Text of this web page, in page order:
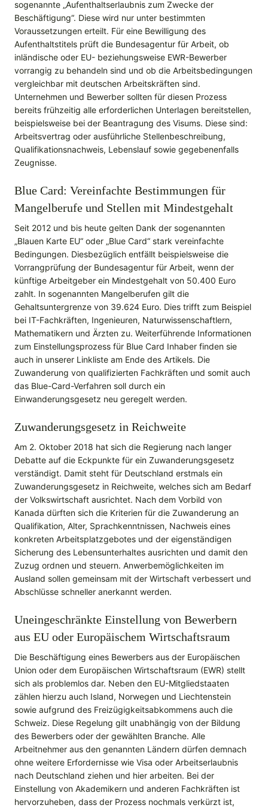
sogenannte „Aufenthaltserlaubnis zum Zwecke der
Beschäftigung“. Diese wird nur unter bestimmten
Voraussetzungen erteilt. Für eine Bewilligung des
Aufenthaltstitels prüft die Bundesagentur für Arbeit, ob
inländische oder EU- beziehungsweise EWR-Bewerber
vorrangig zu behandeln sind und ob die Arbeitsbedingungen
vergleichbar mit deutschen Arbeitskräften sind.
Unternehmen und Bewerber sollten für diesen Prozess
bereits frühzeitig alle erforderlichen Unterlagen bereitstellen,
beispielsweise bei der Beantragung des Visums. Diese sind:
Arbeitsvertrag oder ausführliche Stellenbeschreibung,
Qualifikationsnachweis, Lebenslauf sowie gegebenenfalls
Zeugnisse.
Blue Card: Vereinfachte Bestimmungen für
Mangelberufe und Stellen mit Mindestgehalt
Seit 2012 und bis heute gelten Dank der sogenannten
„Blauen Karte EU“ oder „Blue Card“ stark vereinfachte
Bedingungen. Diesbezüglich entfällt beispielsweise die
Vorrangprüfung der Bundesagentur für Arbeit, wenn der
künftige Arbeitgeber ein Mindestgehalt von 50.400 Euro
zahlt. In sogenannten Mangelberufen gilt die
Gehaltsuntergrenze von 39.624 Euro. Dies trifft zum Beispiel
bei IT-Fachkräften, Ingenieuren, Naturwissenschaftlern,
Mathematikern und Ärzten zu. Weiterführende Informationen
zum Einstellungsprozess für Blue Card Inhaber finden sie
auch in unserer Linkliste am Ende des Artikels. Die
Zuwanderung von qualifizierten Fachkräften und somit auch
das Blue-Card-Verfahren soll durch ein
Einwanderungsgesetz neu geregelt werden.
Zuwanderungsgesetz in Reichweite
Am 2. Oktober 2018 hat sich die Regierung nach langer
Debatte auf die Eckpunkte für ein Zuwanderungsgesetz
verständigt. Damit steht für Deutschland erstmals ein
Zuwanderungsgesetz in Reichweite, welches sich am Bedarf
der Volkswirtschaft ausrichtet. Nach dem Vorbild von
Kanada dürften sich die Kriterien für die Zuwanderung an
Qualifikation, Alter, Sprachkenntnissen, Nachweis eines
konkreten Arbeitsplatzgebotes und der eigenständigen
Sicherung des Lebensunterhaltes ausrichten und damit den
Zuzug ordnen und steuern. Anwerbemöglichkeiten im
Ausland sollen gemeinsam mit der Wirtschaft verbessert und
Abschlüsse schneller anerkannt werden.
Uneingeschränkte Einstellung von Bewerbern
aus EU oder Europäischem Wirtschaftsraum
Die Beschäftigung eines Bewerbers aus der Europäischen
Union oder dem Europäischen Wirtschaftsraum (EWR) stellt
sich als problemlos dar. Neben den EU-Mitgliedstaaten
zählen hierzu auch Island, Norwegen und Liechtenstein
sowie aufgrund des Freizügigkeitsabkommens auch die
Schweiz. Diese Regelung gilt unabhängig von der Bildung
des Bewerbers oder der gewählten Branche. Alle
Arbeitnehmer aus den genannten Ländern dürfen demnach
ohne weitere Erfordernisse wie Visa oder Arbeitserlaubnis
nach Deutschland ziehen und hier arbeiten. Bei der
Einstellung von Akademikern und anderen Fachkräften ist
hervorzuheben, dass der Prozess nochmals verkürzt ist,